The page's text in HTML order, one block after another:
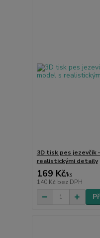
3D tisk pes jezevčík
realistickými detaily
169 Kč/ks
140 Kč bez DPH